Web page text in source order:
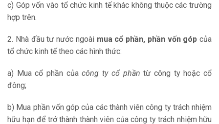
c) Góp vốn vào tổ chức kinh tế khác không thuộc các trường
hợp trên.
2. Nhà đầu tư nước ngoài mua cổ phần, phần vốn góp của
tổ chức kinh tế theo các hình thức:
a) Mua cổ phần củacông ty cổ phần từ công ty hoặc cổ
đông;
b) Mua phần vốn góp của các thành viên công ty trách nhiệm
hữu hạn để trở thành thành viên của công ty trách nhiệm hữu